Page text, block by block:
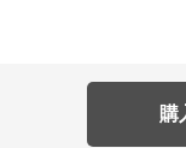
購